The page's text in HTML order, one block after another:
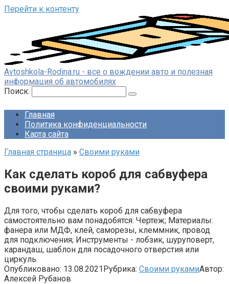
Перейти к контенту
Avtoshkola-Rodina.ru - все о вождении авто и полезная
информация об автомобилях
Поиск:
Главная
Политика конфиденциальности
Карта сайта
Главная страница » Своими руками
Как сделать короб для сабвуфера
своими руками?
Для того, чтобы сделать короб для сабвуфера
самостоятельно вам понадобятся: Чертеж; Материалы:
фанера или МДФ, клей, саморезы, клеммник, провод
для подключения; Инструменты - лобзик, шуруповерт,
карандаш, шаблон для посадочного отверстия или
циркуль.
Опубликовано: 13.08.2021Рубрика: Своими рукамиАвтор:
Алексей Рубанов